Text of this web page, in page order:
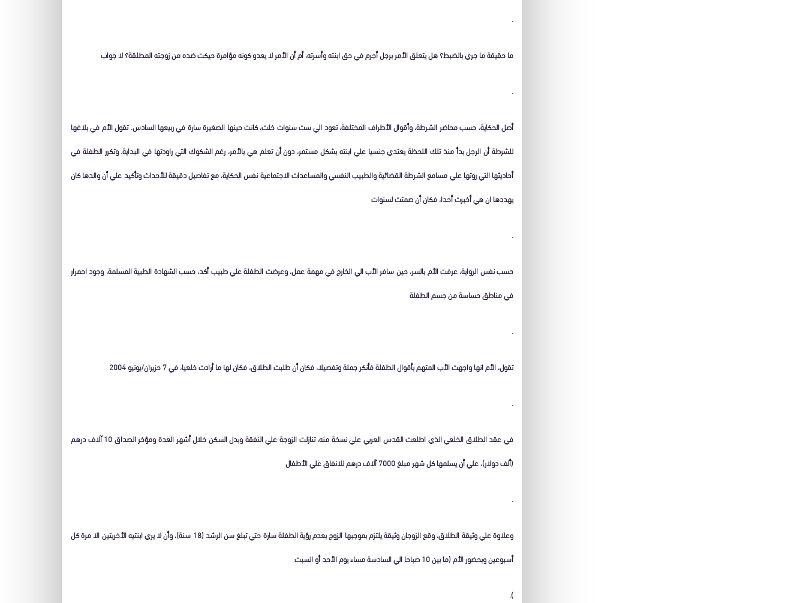
.
ما حقيقة ما جري بالضبط؟ هل يتعلق الأمر برجل أجرم في حق ابنته وأسرته، أم أن الأمر لا يعدو كونه مؤامرة حيكت ضده من زوجته المطلقة؟ لا جواب
.
أصل الحكاية، حسب محاضر الشرطة، وأقوال الأطراف المختلفة، تعود الي ست سنوات خلت، كانت حينها الصغيرة سارة في ربيعها السادس. تقول الأم في بلاغها
للشرطة أن الرجل بدأ منذ تلك اللحظة يعتدي جنسيا علي ابنته بشكل مستمر، دون أن تعلم هي بالأمر، رغم الشكوك التي راودتها في البداية. وتكرر الطفلة في
أحاديثها التي روتها علي مسامع الشرطة القضائية والطبيب النفسي والمساعدات الاجتماعية نفس الحكاية، مع تفاصيل دقيقة للأحداث وتأكيد علي أن والدها كان
يهددها ان هي أخبرت أحدا، فكان أن صمتت لسنوات
.
حسب نفس الرواية، عرفت الأم بالسر، حين سافر الأب الي الخارج في مهمة عمل، وعرضت الطفلة علي طبيب أكد، حسب الشهادة الطبية المسلمة، وجود احمرار
في مناطق حساسة من جسم الطفلة
.
تقول، الأم انها واجهت الأب المتهم بأقوال الطفلة فأنكر جملة وتفصيلا، فكان أن طلبت الطلاق، فكان لها ما أرادت خلعيا، في 7 حزيران/يونيو 2004
.
في عقد الطلاق الخلعي الذي اطلعت القدس العربي علي نسخة منه، تنازلت الزوجة علي النفقة وبدل السكن خلال أشهر العدة ومؤخر الصداق 10 آلاف درهم
(ألف دولار)، علي أن يسلمها كل شهر مبلغ 7000 آلاف درهم للانفاق علي الأطفال
.
وعلاوة علي وثيقة الطلاق، وقع الزوجان وثيقة يلتزم بموجبها الزوج بعدم رؤية الطفلة سارة حتي تبلغ سن الرشد (18 سنة)، وأن لا يري ابنتيه الأخريتين الا مرة كل
أسبوعين وبحضور الأم (ما بين 10 صباحا الي السادسة مساء يوم الأحد أو السبت
).